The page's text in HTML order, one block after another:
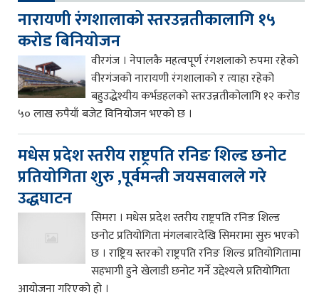
नारायणी रंगशालाको स्तरउन्नतीकालागि १५
करोड बिनियोजन
वीरगंज । नेपालकै महत्वपूर्ण रंगशलाको रुपमा रहेको
वीरगंजको नारायणी रंगशालाको र त्याहा रहेको
बहुउद्धेश्यीय कर्भडहलको स्तरउन्नतीकोलागि १२ करोड
५० लाख रुपैयाँ बजेट विनियोजन भएको छ ।
मधेस प्रदेश स्तरीय राष्ट्रपति रनिङ शिल्ड छनोट
प्रतियोगिता शुरु ,पूर्वमन्त्री जयसवालले गरे
उद्धघाटन
सिमरा । मधेस प्रदेश स्तरीय राष्ट्रपति रनिङ शिल्ड
छनोट प्रतियोगिता मंगलबारदेखि सिमरामा सुरु भएको
छ । राष्ट्रिय स्तरको राष्ट्रपति रनिङ शिल्ड प्रतियोगितामा
सहभागी हुने खेलाडी छनोट गर्ने उद्देश्यले प्रतियोगिता
आयोजना गरिएको हो ।